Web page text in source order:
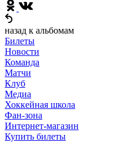
назад к альбомам
Билеты
Новости
Команда
Матчи
Клуб
Медиа
Хоккейная школа
Фан-зона
Интернет-магазин
Купить билеты